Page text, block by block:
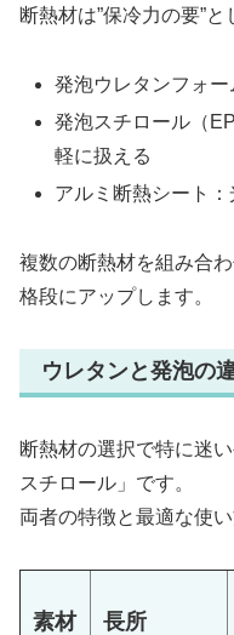
断熱材は”保冷力の要”
発泡ウレタンフォ
発泡スチロール（
軽に扱える
アルミ断熱シート
複数の断熱材を組み合
格段にアップします。
ウレタンと発泡の
断熱材の選択で特に迷
スチロール」です。
両者の特徴と最適な使
素材 長所